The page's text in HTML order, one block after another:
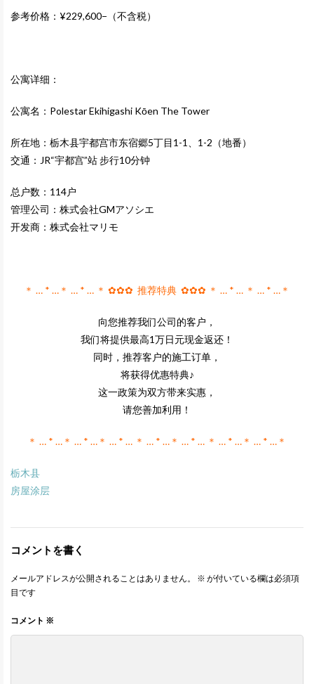
参考价格：¥229,600−（不含税）
公寓详细：
公寓名：Polestar Ekihigashi Kōen The Tower
所在地：栃木县宇都宫市东宿郷5丁目1-1、1-2（地番）
交通：JR“宇都宫”站 步行10分钟
总户数：114户
管理公司：株式会社GMアソシエ
开发商：株式会社マリモ
＊ … * …＊ … * … ＊ ✿✿✿ 推荐特典 ✿✿✿ ＊ … * … ＊ … * …＊
向您推荐我们公司的客户，
我们将提供最高1万日元现金返还！
同时，推荐客户的施工订单，
将获得优惠特典♪
这一政策为双方带来实惠，
请您善加利用！
＊ … * …＊ … * …＊ … * … ＊ … * …＊ … * … ＊ … * …＊ … * …＊
栃木县
房屋涂层
コメントを書く
メールアドレスが公開されることはありません。 ※ が付いている欄は必須項
目です
コメント ※